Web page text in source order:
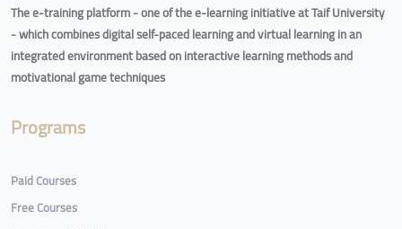
The e-training platform - one of the e-learning initiative at Taif University
- which combines digital self-paced learning and virtual learning in an
integrated environment based on interactive learning methods and
motivational game techniques
Programs
Paid Courses
Free Courses